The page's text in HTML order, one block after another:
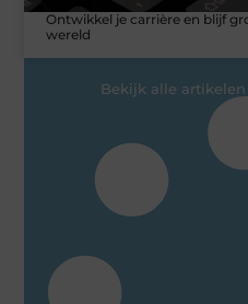
Ontwikkel je carrière en blijf
wereld
Bekijk alle